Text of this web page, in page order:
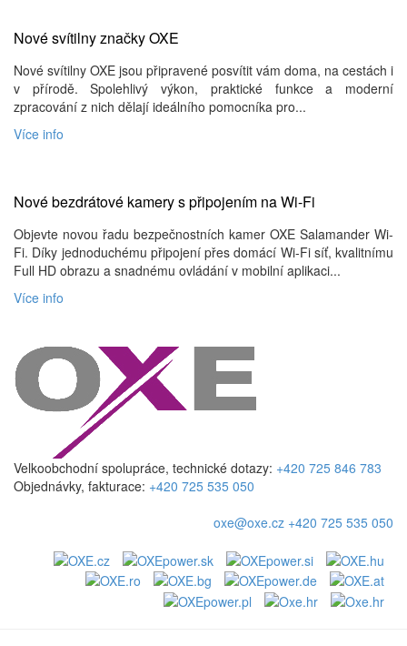
Nové svítilny značky OXE
Nové svítilny OXE jsou připravené posvítit vám doma, na cestách i
v přírodě. Spolehlivý výkon, praktické funkce a moderní
zpracování z nich dělají ideálního pomocníka pro...
Více info
Nové bezdrátové kamery s připojením na Wi-Fi
Objevte novou řadu bezpečnostních kamer OXE Salamander Wi-
Fi. Díky jednoduchému připojení přes domácí Wi-Fi síť, kvalitnímu
Full HD obrazu a snadnému ovládání v mobilní aplikaci...
Více info
Velkoobchodní spolupráce, technické dotazy: +420 725 846 783
Objednávky, fakturace: +420 725 535 050
oxe@oxe.cz +420 725 535 050